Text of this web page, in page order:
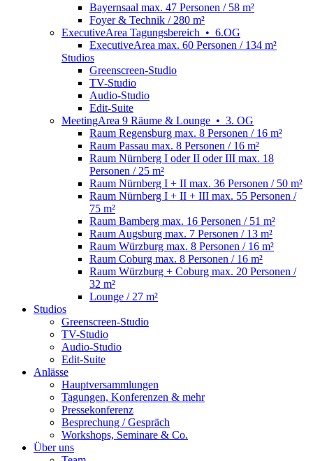
Bayernsaal max. 47 Personen / 58 m²
Foyer & Technik / 280 m²
ExecutiveArea Tagungsbereich • 6.OG
ExecutiveArea max. 60 Personen / 134 m²
Studios
Greenscreen-Studio
TV-Studio
Audio-Studio
Edit-Suite
MeetingArea 9 Räume & Lounge • 3. OG
Raum Regensburg max. 8 Personen / 16 m²
Raum Passau max. 8 Personen / 16 m²
Raum Nürnberg I oder II oder III max. 18
Personen / 25 m²
Raum Nürnberg I + II max. 36 Personen / 50 m²
Raum Nürnberg I + II + III max. 55 Personen /
75 m²
Raum Bamberg max. 16 Personen / 51 m²
Raum Augsburg max. 7 Personen / 13 m²
Raum Würzburg max. 8 Personen / 16 m²
Raum Coburg max. 8 Personen / 16 m²
Raum Würzburg + Coburg max. 20 Personen /
32 m²
Lounge / 27 m²
Studios
Greenscreen-Studio
TV-Studio
Audio-Studio
Edit-Suite
Anlässe
Hauptversammlungen
Tagungen, Konferenzen & mehr
Pressekonferenz
Besprechung / Gespräch
Workshops, Seminare & Co.
Über uns